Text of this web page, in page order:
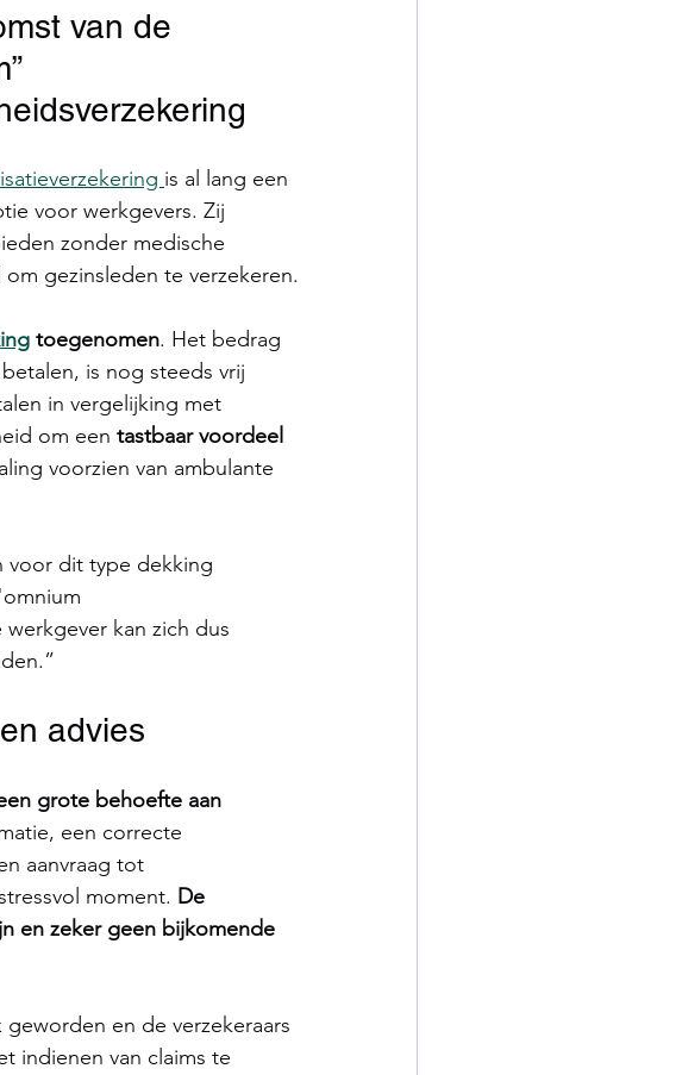
van de
is al lang een
voor werkgevers. Zij
zonder medische
gezinsleden te verzekeren.
toegenomen. Het bedrag
is nog steeds vrij
in vergelijking met
om een tastbaar voordeel
voorzien van ambulante
voor dit type dekking
kan zich dus
advies
grote behoefte aan
een correcte
aanvraag tot
moment. De
en zeker geen bijkomende
en de verzekeraars
indienen van claims te